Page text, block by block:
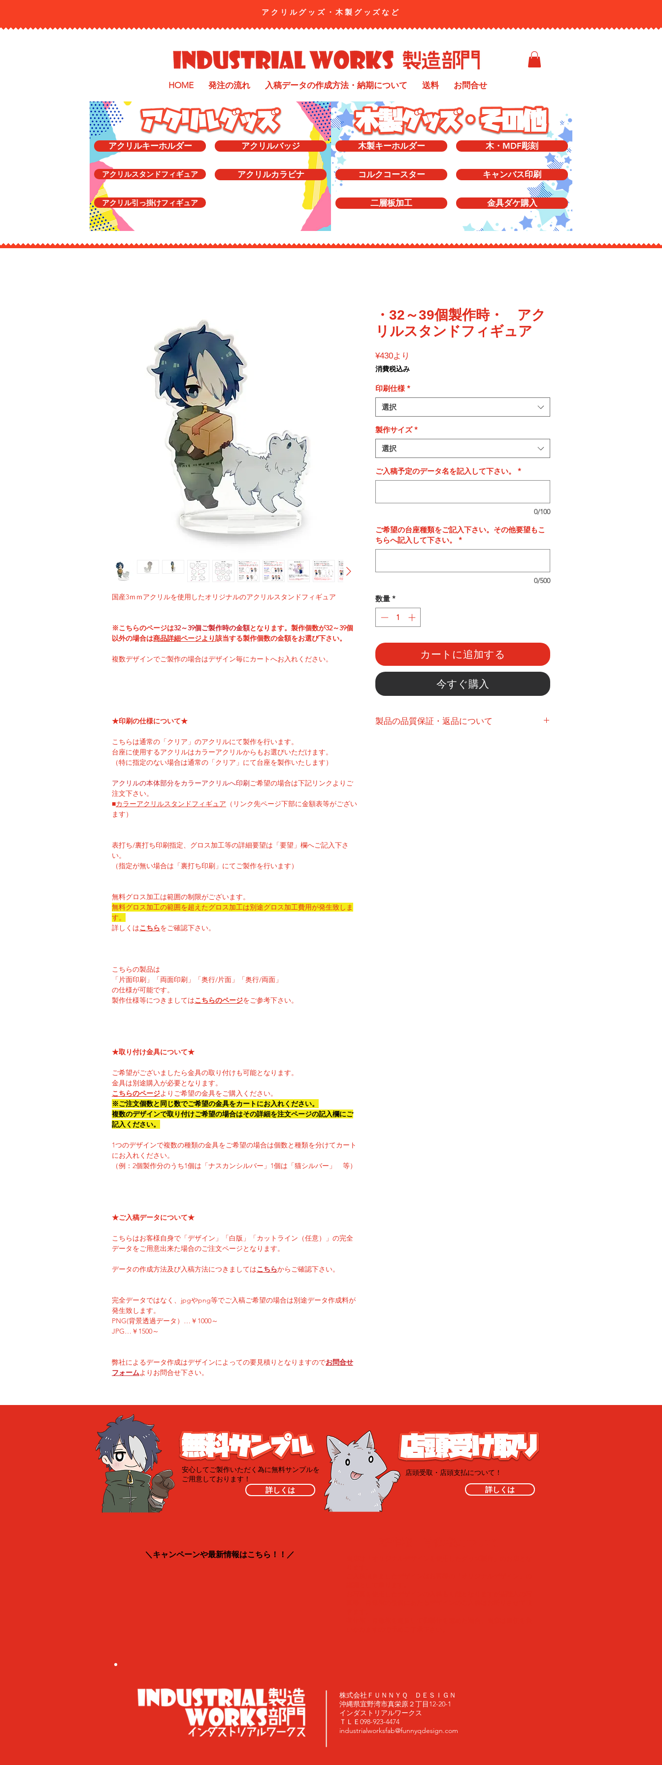
アクリルグッズ・​木製グッズなど
HOME 発注の流れ 入稿データの作成方法・納期について 送料 お問合せ
アクリルキーホルダー
アクリルスタンドフィギュア
アクリルバッジ
アクリルカラビナ
アクリル引っ掛けフィギュア
木製キーホルダー
コルクコースター
木・MDF彫刻
キャンバス印刷
二層板加工 金具ダケ購入
国産3ｍｍアクリルを使用したオリジナルのアクリルスタンドフィギュア
※こちらのページは32～39個ご製作時の金額となります。製作個数が32～39個
以外の場合は商品詳細ページより該当する製作個数の金額をお選び下さい。
複数デザインでご製作の場合はデザイン毎にカートへお入れください。
★印刷の仕様について★
こちらは通常の「クリア」のアクリルにて製作を行います。
台座に使用するアクリルはカラーアクリルからもお選びいただけます。
（特に指定のない場合は通常の「クリア」にて台座を製作いたします）
アクリルの本体部分をカラーアクリルへ印刷 ご希望の場合は下記リンクよりご
注文下さい。
■カラーアクリルスタンドフィギュア （リンク先ページ下部に金額表等がござい
ます）
表打ち/裏打ち印刷指定、グロス加工等の詳細要望は「要望」欄へご記入下さ
い。
（指定が無い場合は「裏打ち印刷」にてご製作を行います）
無料グロス加工は範囲の制限がございます。
無料グロス加工の範囲を超えたグロス加工は別途グロス加工費用が発生致しま
す。
詳しくはこちらをご確認下さい。
こちらの製品は
「片面印刷」「両面印刷」「奥行/片面」「奥行/両面」
の仕様が可能です。
製作仕様等につきましてはこちらのページをご参考下さい。
★取り付け金具について★
ご希望がございましたら金具の取り付けも可能となります。
金具は別途購入が必要となります。
こちらのページよりご希望の金具をご購入ください。
※ご注文個数と同じ数でご希望の金具をカートにお入れください。
複数のデザインで取り付けご希望の場合はその詳細を注文ページの記入欄にご
記入ください。
1つのデザインで複数の種類の金具をご希望の場合は個数と種類を分けてカート
にお入れください。
（例：2個製作分のうち1個は「ナスカンシルバー」1個は「猫シルバー」 等）
★ご入稿データについて★
こちらはお客様自身で「デザイン」「白版」「カットライン（任意）」の完全
データをご用意出来た場合のご注文ページとなります。
データの作成方法及び入稿方法につきましてはこちらからご確認下さい。
完全データではなく、jpgやpng等でご入稿ご希望の場合は別途データ作成料が
発生致します。
PNG(背景透過データ）…￥1000～
JPG…￥1500～
弊社によるデータ作成はデザインによっての要見積りとなりますのでお問合せ
フォームよりお問合せ下さい。
・32～39個製作時・ アク
リルスタンドフィギュア
¥430より
価
格
消費税込み
印刷仕様 *
選択
製作サイズ *
選択
ご入稿予定のデータ名を記入して下さい。 *
0/100
ご希望の台座種類をご記入下さい。その他要望もこ
ちらへ記入して下さい。
*
0/500
数量 *
カートに追加する
今すぐ購入
製品の品質保証・返品について
安心してご製作いただく為に無料サンプルを
ご用意しております！
詳しくは
​店頭受取・店頭支払について！
詳しくは
＼キャンペーンや最新情報はこちら！！／
株式会社ＦＵＮＮＹＱ ＤＥＳＩＧＮ
沖縄県宜野湾市真栄原２丁目12-20-1
インダストリアルワークス
ＴＬＥ098-923-4474
industrialworksfab@funnyqdesign.com